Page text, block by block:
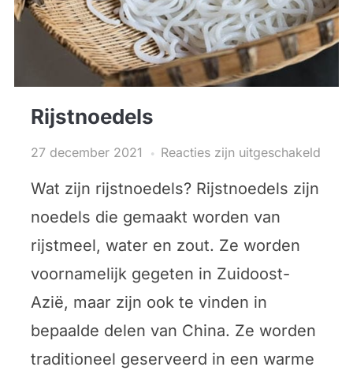
Rijstnoedels
27 december 2021 Reacties zijn uitgeschakeld
Wat zijn rijstnoedels? Rijstnoedels zijn
noedels die gemaakt worden van
rijstmeel, water en zout. Ze worden
voornamelijk gegeten in Zuidoost-
Azië, maar zijn ook te vinden in
bepaalde delen van China. Ze worden
traditioneel geserveerd in een warme